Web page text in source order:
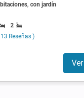
con jardín
2
Reseñas )